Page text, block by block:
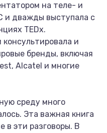
на теле- и
и дважды выступала с
TEDx.
и
бренды, включая
Alcatel и многие
среду много
Эта важная книга
в эти разговоры. В